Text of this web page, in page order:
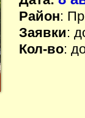
Район:
Заявки:
Кол-во: